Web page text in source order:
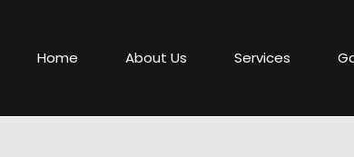
Home About Us Services